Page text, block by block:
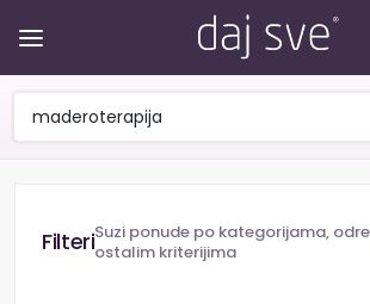
Suzi ponude po kategorijama,
ostalim kriterijima